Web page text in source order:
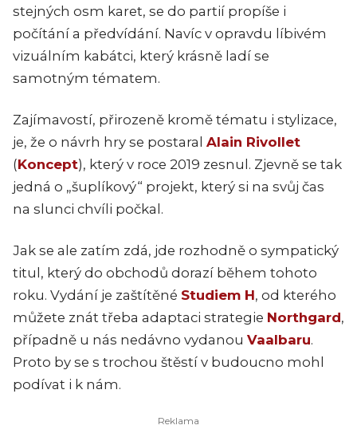
stejných osm karet, se do partií propíše i
počítání a předvídání. Navíc v opravdu líbivém
vizuálním kabátci, který krásně ladí se
samotným tématem.
Zajímavostí, přirozeně kromě tématu i stylizace,
je, že o návrh hry se postaral Alain Rivollet
(Koncept), který v roce 2019 zesnul. Zjevně se tak
jedná o „šuplíkový“ projekt, který si na svůj čas
na slunci chvíli počkal.
Jak se ale zatím zdá, jde rozhodně o sympatický
titul, který do obchodů dorazí během tohoto
roku. Vydání je zaštítěné Studiem H, od kterého
můžete znát třeba adaptaci strategie Northgard,
případně u nás nedávno vydanou Vaalbaru.
Proto by se s trochou štěstí v budoucno mohl
podívat i k nám.